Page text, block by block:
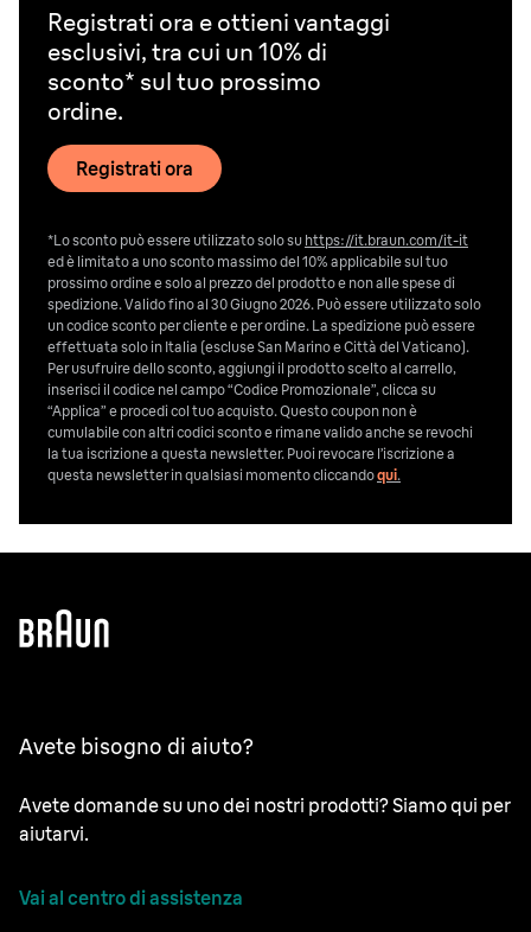
Registrati ora e ottieni vantaggi
esclusivi, tra cui un 10% di
sconto* sul tuo prossimo
ordine.
Registrati ora
*Lo sconto può essere utilizzato solo su https://it.braun.com/it-it
ed è limitato a uno sconto massimo del 10% applicabile sul tuo
prossimo ordine e solo al prezzo del prodotto e non alle spese di
spedizione. Valido fino al 30 Giugno 2026. Può essere utilizzato solo
un codice sconto per cliente e per ordine. La spedizione può essere
effettuata solo in Italia (escluse San Marino e Città del Vaticano).
Per usufruire dello sconto, aggiungi il prodotto scelto al carrello,
inserisci il codice nel campo “Codice Promozionale”, clicca su
“Applica” e procedi col tuo acquisto. Questo coupon non è
cumulabile con altri codici sconto e rimane valido anche se revochi
la tua iscrizione a questa newsletter. Puoi revocare l’iscrizione a
questa newsletter in qualsiasi momento cliccandoqui.
Avete bisogno di aiuto?
Avete domande su uno dei nostri prodotti? Siamo qui per
aiutarvi.
Vai al centro di assistenza